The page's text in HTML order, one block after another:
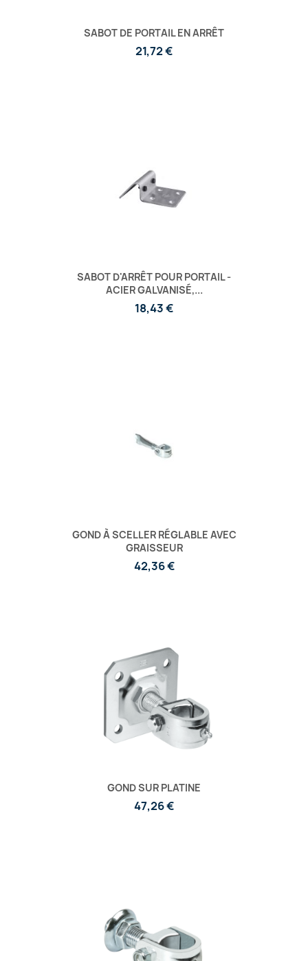
SABOT DE PORTAIL EN ARRÊT
21,72 €
SABOT D'ARRÊT POUR PORTAIL -
ACIER GALVANISÉ,...
18,43 €
GOND À SCELLER RÉGLABLE AVEC
GRAISSEUR
42,36 €
GOND SUR PLATINE
47,26 €